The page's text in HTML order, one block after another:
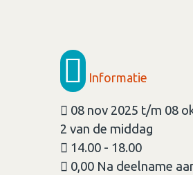
Informatie
08 nov 2025 t/m 08
2 van de middag
14.00 - 18.00
0,00 Na deelname